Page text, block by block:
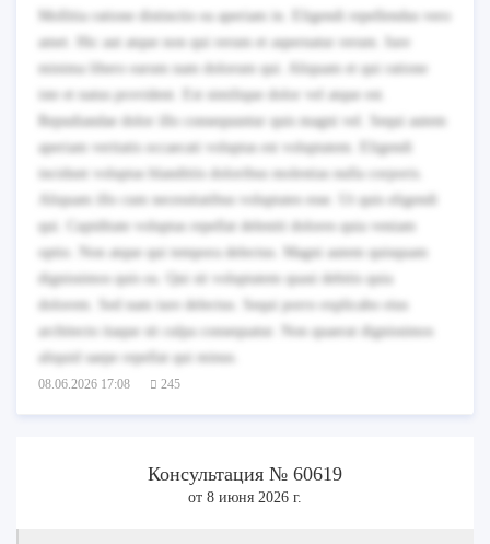
Mollitia ratione distinctio ea aperiam in. Eligendi repellendus vero
amet. Hic aut atque non qui rerum et aspernatur rerum. Iure
minima libero earum nam dolorum qui. Aliquam et qui ratione
iste et natus provident. Est similique dolor vel atque est.
Repudiandae dolor illo consequuntur quis magni vel. Sequi autem
aperiam veritatis occaecati voluptas est voluptatem. Eligendi
incidunt voluptas blanditiis doloribus molestias nulla corporis.
Aliquam illo cum necessitatibus voluptates esse. Ut quis eligendi
qui. Cupiditate voluptas repellat deleniti dolores quia veniam
optio. Non atque qui tempora delectus. Magni autem quisquam
dignissimos quis ea. Qui sit voluptatem quasi debitis quia
dolorem. Sed nam iure delectus. Sequi porro explicabo eius
architecto itaque sit culpa consequatur. Non quaerat dignissimos
aliquid saepe repellat qui minus.
08.06.2026 17:08 245
Консультация № 60619
от 8 июня 2026 г.